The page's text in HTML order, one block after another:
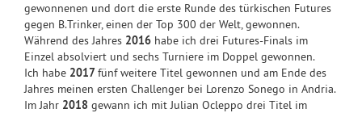
gewonnenen und dort die erste Runde des türkischen Futures
gegen B.Trinker, einen der Top 300 der Welt, gewonnen.
Während des Jahres 2016 habe ich drei Futures-Finals im
Einzel absolviert und sechs Turniere im Doppel gewonnen.
Ich habe 2017fünf weitere Titel gewonnen und am Ende des
Jahres meinen ersten Challenger bei Lorenzo Sonego in Andria.
Im Jahr 2018 gewann ich mit Julian Ocleppo drei Titel im